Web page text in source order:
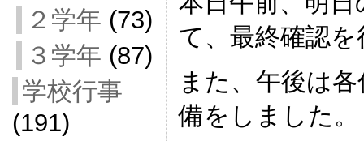
２学年 (73)
３学年 (87)
学校行事
(191)
て、最終確認
また、午後は
備をしました。